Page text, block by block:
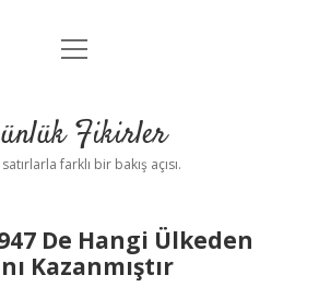
Anasayfa
Yasal Uyarı
menüyü
Fikirler
farklı bir bakış açısı.
De Hangi Ülkeden
Kazanmıştır